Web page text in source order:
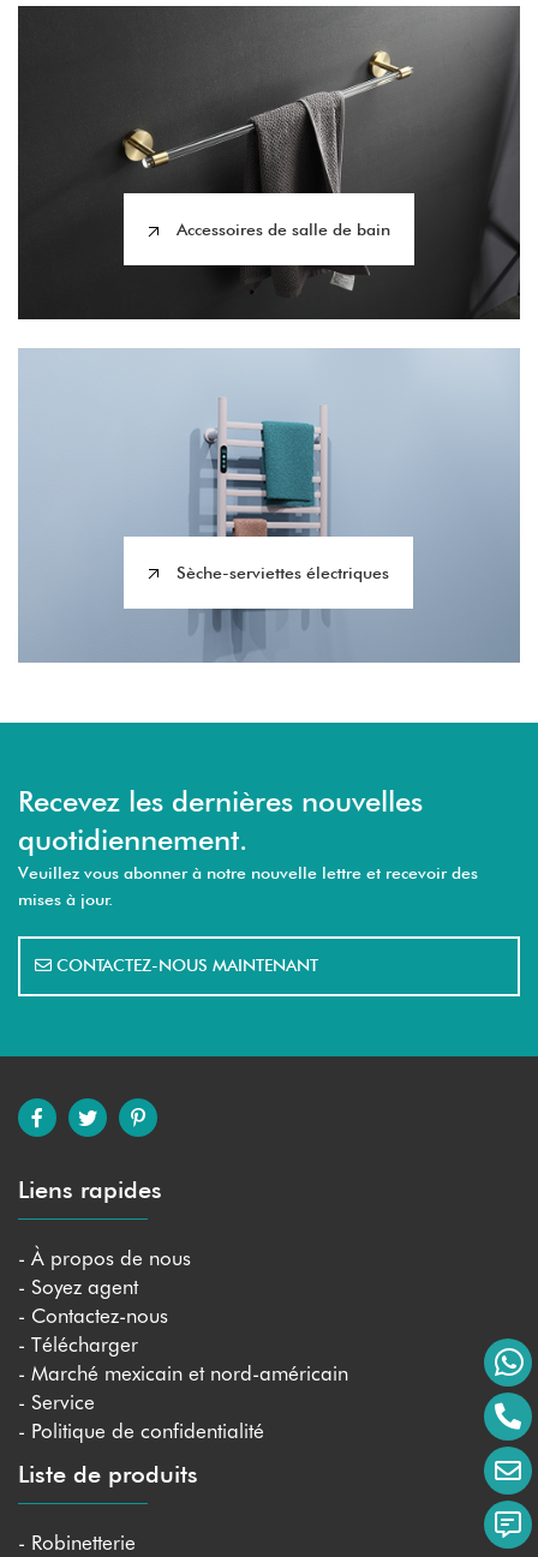
Accessoires de salle de bain
Sèche-serviettes électriques
Recevez les dernières nouvelles
quotidiennement.
Veuillez vous abonner à notre nouvelle lettre et recevoir des
mises à jour.
CONTACTEZ-NOUS MAINTENANT
Liens rapides
- À propos de nous
- Soyez agent
- Contactez-nous
- Télécharger
- Marché mexicain et nord-américain
- Service
- Politique de confidentialité
Liste de produits
- Robinetterie